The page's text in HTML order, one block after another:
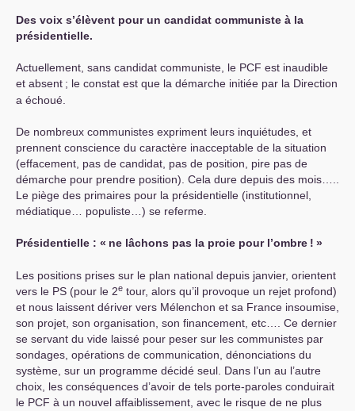
Des voix s’élèvent pour un candidat communiste à la
présidentielle.
Actuellement, sans candidat communiste, le PCF est inaudible
et absent ; le constat est que la démarche initiée par la Direction
a échoué.
De nombreux communistes expriment leurs inquiétudes, et
prennent conscience du caractère inacceptable de la situation
(effacement, pas de candidat, pas de position, pire pas de
démarche pour prendre position). Cela dure depuis des mois…..
Le piège des primaires pour la présidentielle (institutionnel,
médiatique… populiste…) se referme.
Présidentielle : « ne lâchons pas la proie pour l’ombre ! »
Les positions prises sur le plan national depuis janvier, orientent
vers le PS (pour le 2e tour, alors qu’il provoque un rejet profond)
et nous laissent dériver vers Mélenchon et sa France insoumise,
son projet, son organisation, son financement, etc…. Ce dernier
se servant du vide laissé pour peser sur les communistes par
sondages, opérations de communication, dénonciations du
système, sur un programme décidé seul. Dans l’un au l’autre
choix, les conséquences d’avoir de tels porte-paroles conduirait
le PCF à un nouvel affaiblissement, avec le risque de ne plus